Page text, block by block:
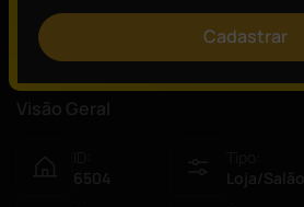
Visão Geral
6504
Loja/Salão
Cadastrar